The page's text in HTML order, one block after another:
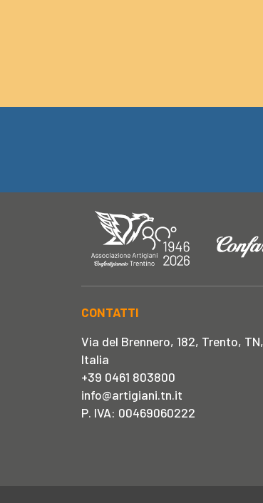
CONTATTI
Via del Brennero, 182, Trento, TN,
Italia
+39 0461 803800
info@artigiani.tn.it
P. IVA: 00469060222